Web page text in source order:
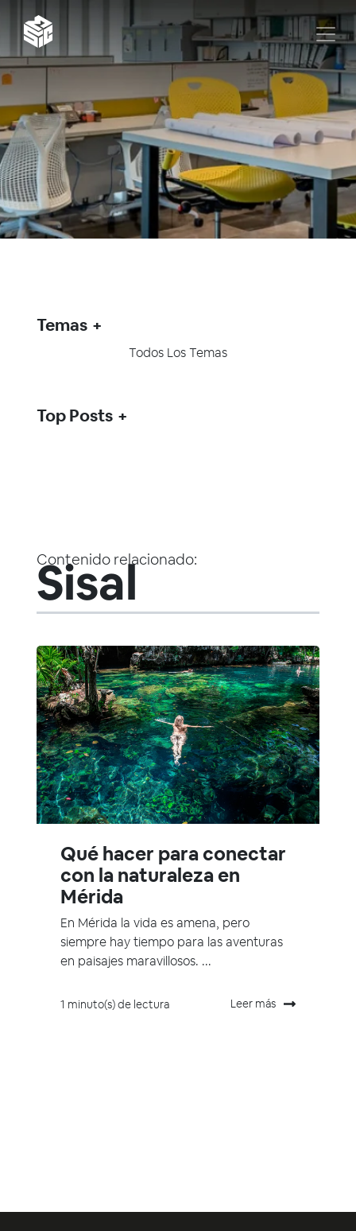
Contenido relacionado:
Sisal
Qué hacer para conectar
con la naturaleza en
Mérida
En Mérida la vida es amena, pero
siempre hay tiempo para las aventuras
en paisajes maravillosos. ...
1 minuto(s) de lectura Leer más
Temas
Todos Los Temas
Top Posts